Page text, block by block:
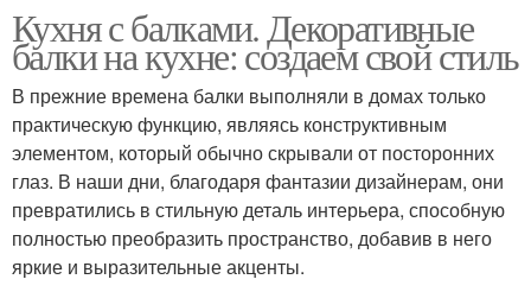
Кухня с балками. Декоративные
балки на кухне: создаем свой стиль
В прежние времена балки выполняли в домах только
практическую функцию, являясь конструктивным
элементом, который обычно скрывали от посторонних
глаз. В наши дни, благодаря фантазии дизайнерам, они
превратились в стильную деталь интерьера, способную
полностью преобразить пространство, добавив в него
яркие и выразительные акценты.